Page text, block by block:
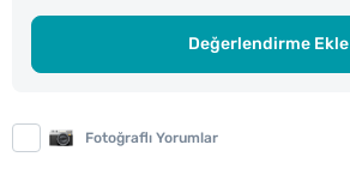
Değerlendirme Ekle
Fotoğraflı Yorumlar